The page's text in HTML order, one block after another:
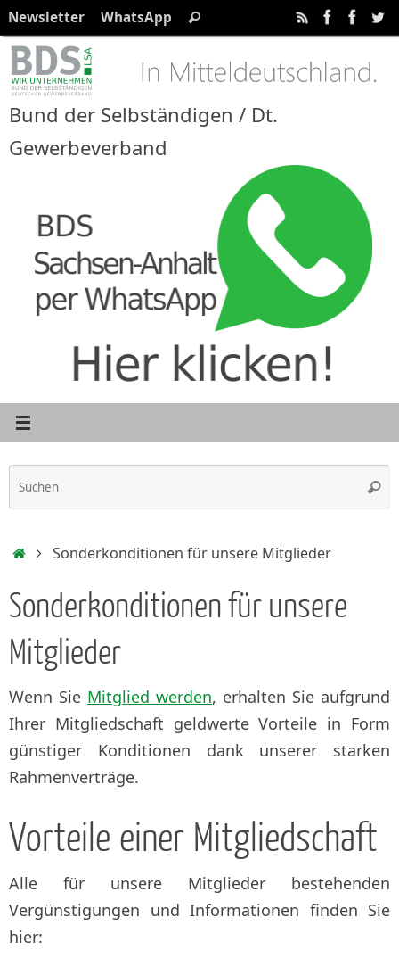
Zum
Inhalt
springen
Newsletter WhatsApp
nach:
Suchen
Bund der Selbständigen / Dt.
Gewerbeverband
StartSonderkonditionen für unsere Mitglieder
Sonderkonditionen für unsere
Mitglieder
Wenn Sie Mitglied werden, erhalten Sie aufgrund
Ihrer Mitgliedschaft geldwerte Vorteile in Form
günstiger Konditionen dank unserer starken
Rahmenverträge.
Vorteile einer Mitgliedschaft
Alle für unsere Mitglieder bestehenden
Vergünstigungen und Informationen finden Sie
hier: